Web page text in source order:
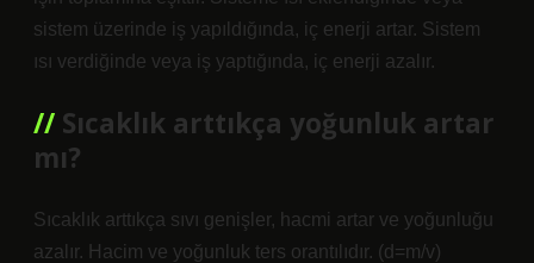
sistem üzerinde iş yapıldığında, iç enerji artar. Sistem
ısı verdiğinde veya iş yaptığında, iç enerji azalır.
Sıcaklık arttıkça yoğunluk artar
mı?
Sıcaklık arttıkça sıvı genişler, hacmi artar ve yoğunluğu
azalır. Hacim ve yoğunluk ters orantılıdır. (d=m/v)